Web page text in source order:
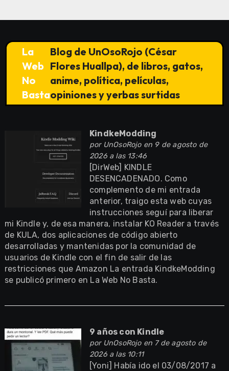
La
Web
No
Basta
Blog de UnOsoRojo (César
Flores Huallpa), de libros, gatos,
anime, política, películas,
opiniones y yerbas surtidas
KindkeModding
por UnOsoRojoen 9 de agosto de
2026 a las 13:46
[DirWeb] KINDLE
DESENCADENADO. Como
complemento de mi entrada
anterior, traigo esta web cuyas
instrucciones seguí para liberar
mi Kindle y, de esa manera, instalar KO Reader a través
de KULA, dos aplicaciones de código abierto
desarrolladas y mantenidas por la comunidad de
usuarios de Kindle con el fin de salir de las
restricciones que Amazon La entrada KindkeModding
se publicó primero en La Web No Basta.
9 años con Kindle
por UnOsoRojoen 7 de agosto de
2026 a las 10:11
[Yoni] Había ido el 03/08/2017 a